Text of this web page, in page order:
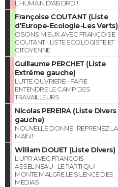
L'HUMAIN D'ABORD !
Françoise COUTANT (Liste
d'Europe-Ecologie-Les Verts)
OSONS MIEUX AVEC FRANÇOISE
COUTANT - LISTE ECOLOGISTE ET
CITOYENNE
Guillaume PERCHET (Liste
Extrême gauche)
LUTTE OUVRIERE - FAIRE
ENTENDRE LE CAMP DES
TRAVAILLEURS
Nicolas PEREIRA (Liste Divers
gauche)
NOUVELLE DONNE : REPRENEZ LA
MAIN !
William DOUET (Liste Divers)
L'UPR AVEC FRANCOIS
ASSELINEAU - LE PARTI QUI
MONTE MALGRE LE SILENCE DES
MEDIAS